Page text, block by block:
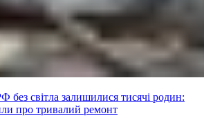
без світла залишилися тисячі родин:
про тривалий ремонт